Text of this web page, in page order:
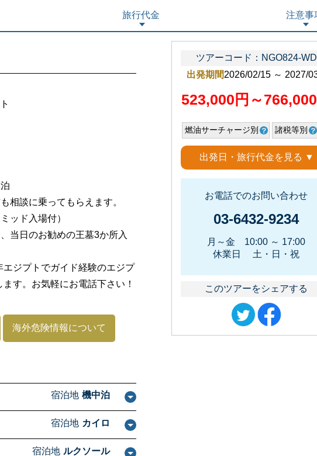
旅行代金 注意事
相談に乗ってもらえます。
ッド入場付）
当日のお勧めの王墓3か所入
ジプトでガイド経験のエジプ
す。お気軽にお電話下さい！
海外危険情報について
宿泊地 機中泊
宿泊地 カイロ
宿泊地 ルクソール
ツアーコード：NGO824-WD
出発期間2026/02/15 ～ 2027/
523,000円～
燃油サーチャージ別 諸税等別
出発日・旅行代金を見る ▼
お電話でのお問い合わせ
03-6432-9234
月～金 10:00 ～ 17:00
休業日 土・日・祝
このツアーをシェアする